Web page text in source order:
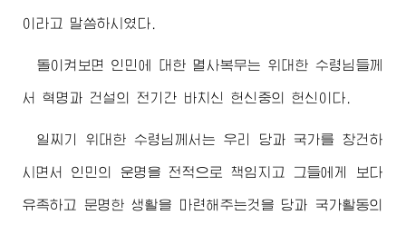
이라고 말씀하시였다.
돌이켜보면 인민에 대한 멸사복무는 위대한 수령님들께
서 혁명과 건설의 전기간 바치신 헌신중의 헌신이다.
일찌기 위대한 수령님 께서는 우리 당과 국가를 창건하
시면서 인민의 운명을 전적으로 책임지고 그들에게 보다
유족하고 문명한 생활을 마련해주는것을 당과 국가활동의